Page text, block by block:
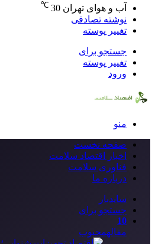
آب و هوای تهران 30
℃
نوشته تصادفی
تغییر پوسته
جستجو برای
تغییر پوسته
ورود
منو
صفحه نخست
اخبار اقتصاد سلامت
فناوری سلامت
درباره ما
سایدبار
جستجو برای
10
مقالهمحبوب